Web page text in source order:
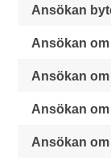
Ansökan
Ansökan
Ansökan
Ansökan
Ansökan